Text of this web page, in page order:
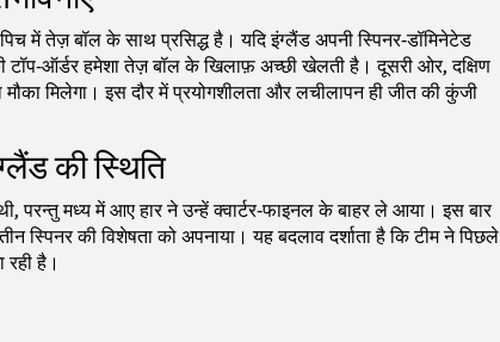
में तेज़ बॉल के साथ प्रसिद्ध है। यदि इंग्लैंड अपनी स्पिनर‑डॉमिनेटेड
टॉप‑ऑर्डर हमेशा तेज़ बॉल के खिलाफ़ अच्‍छी खेलती है। दूसरी ओर, दक्षिण
मिलेगा। इस दौर में प्रयोगशीलता और लचीलापन ही जीत की कुंजी
की स्थिति
मध्य में आए हार ने उन्हें क्वार्टर‑फाइनल के बाहर ले आया। इस बार
स्पिनर की विशेषता को अपनाया। यह बदलाव दर्शाता है कि टीम ने पिछले
है।